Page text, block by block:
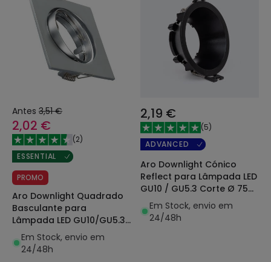
Antes 3,51 €
2,02 €
(2)
ESSENTIAL
PROMO
Aro Downlight Quadrado
Basculante para
Lâmpada LED GU10/GU5.3
Corte Ø 72 mm
Em Stock, envio em
24/48h
2,19 €
(5)
ADVANCED
Aro Downlight Cónico
Reflect para Lâmpada LED
GU10 / GU5.3 Corte Ø 75
mmEm Stock, envio em
24/48h